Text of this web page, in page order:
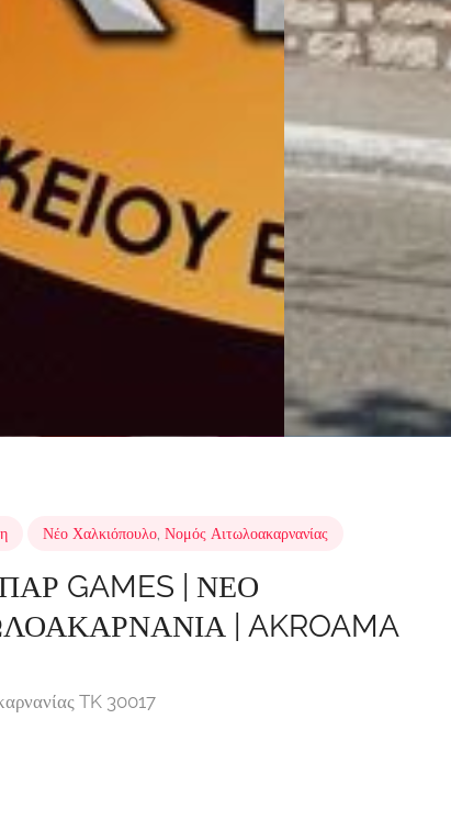
Νέο Χαλκιόπουλο Νομός Αιτωλοακαρνανίας
GAMES | ΝΕΟ
| AKROAMA
TK 30017